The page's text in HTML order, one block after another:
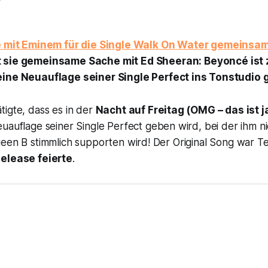
Eminem für die Single Walk On Water
gemeinsame Sache mit Ed Sheeran: Beyoncé ist
Neuauflage seiner Single Perfect ins Tonstudio
dass es in der Nacht auf Freitag (OMG – das ist
seiner Single Perfect geben wird, bei der ihm
B stimmlich supporten wird! Der Original Song war
feierte.